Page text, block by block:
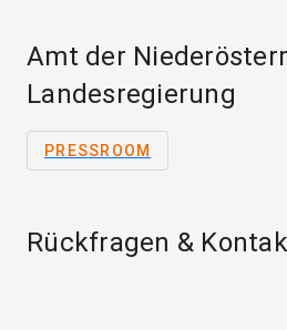
Amt der
Landesregierung
PRESSROOM
Rückfragen &